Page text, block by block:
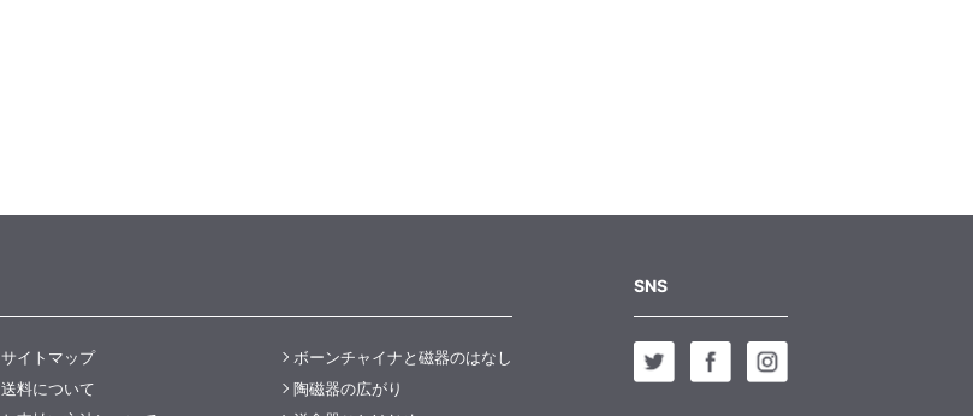
サイトマップ
送料について
ボーンチャイナと磁器のはなし
陶磁器の広がり
SNS